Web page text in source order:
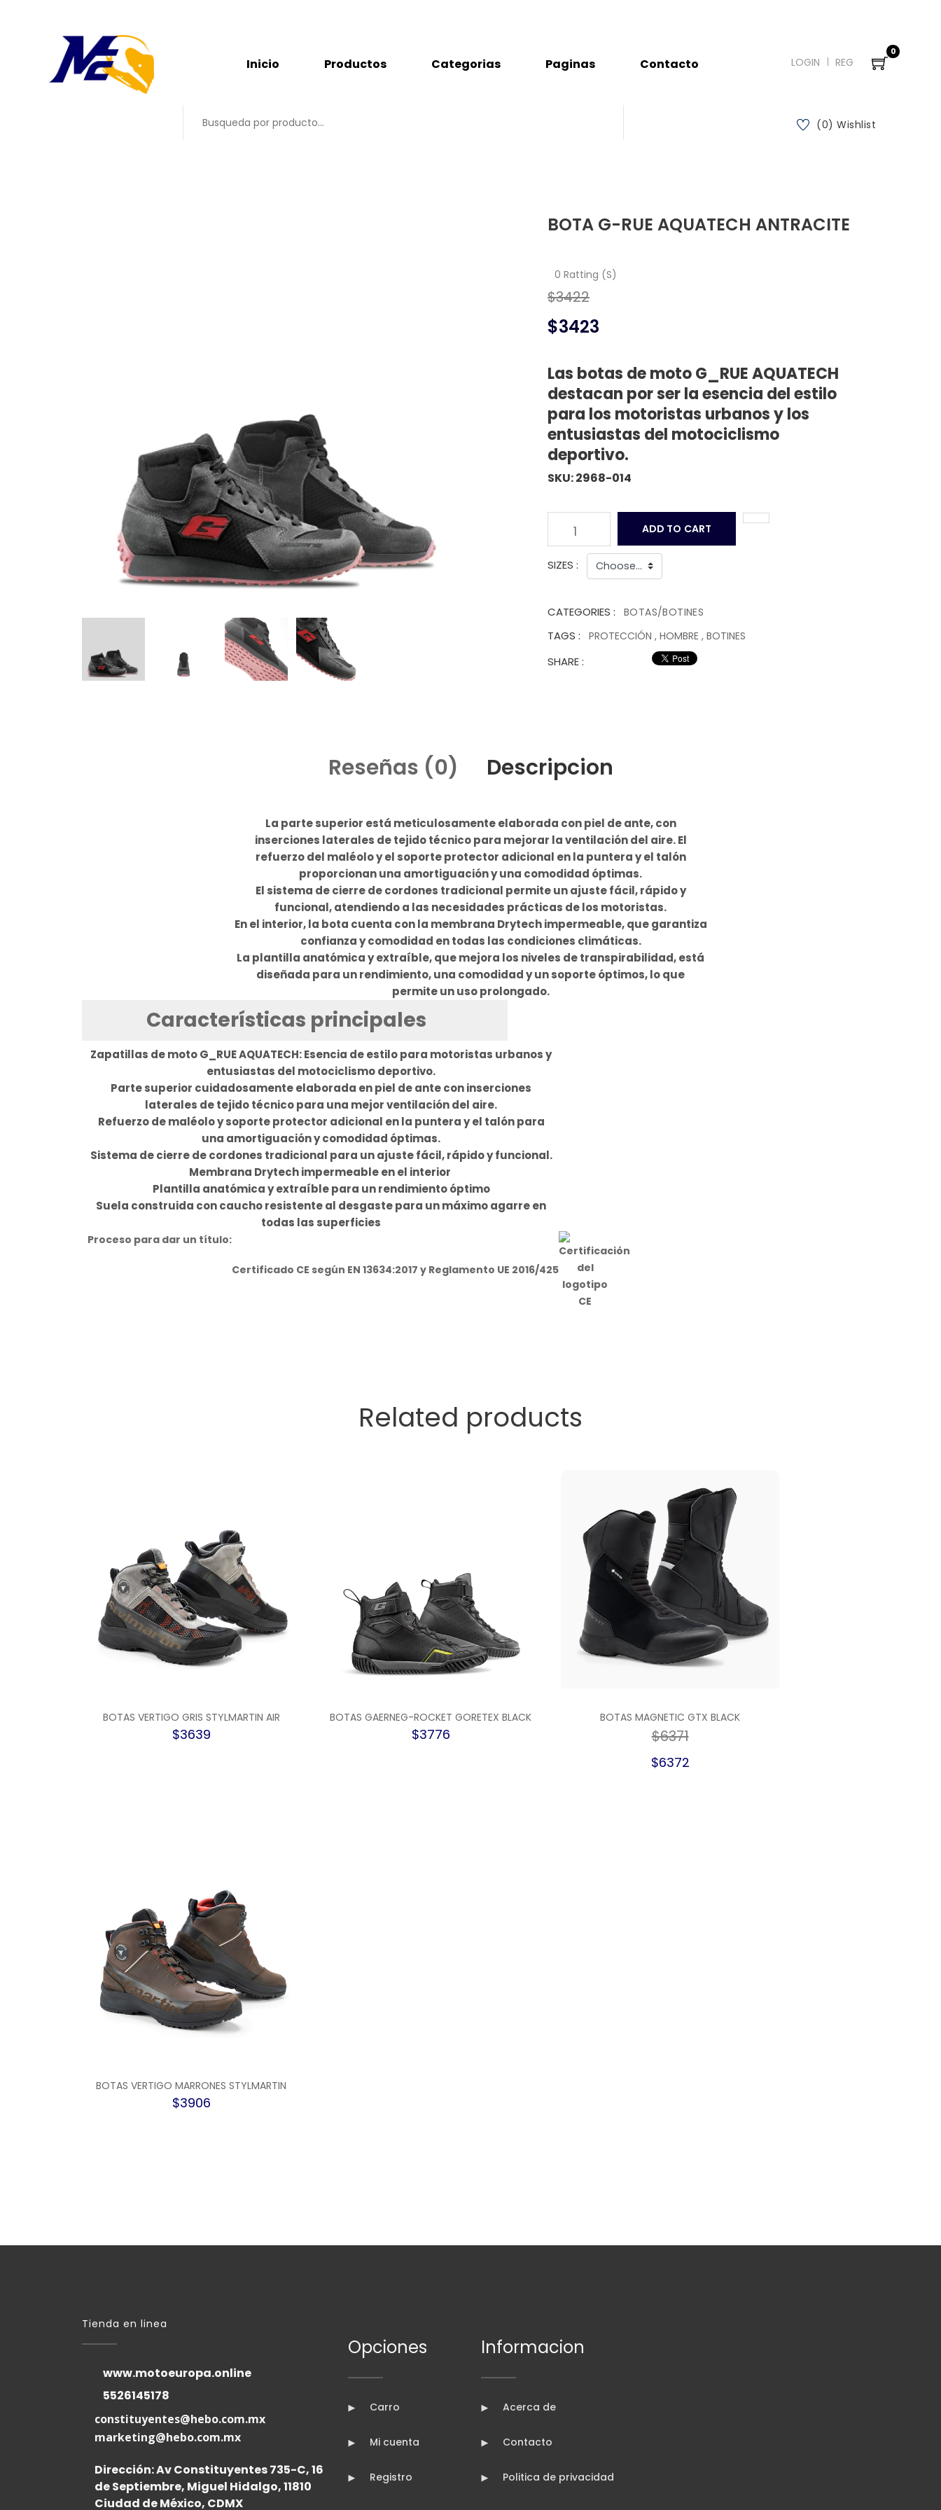
Inicio Productos Categorias Paginas Contacto LOGIN REG
0
(0) Wishlist
BOTA G-RUE AQUATECH ANTRACITE
0 Ratting (S)
$3422
$3423
Las botas de moto G_RUE AQUATECH
destacan por ser la esencia del estilo
para los motoristas urbanos y los
entusiastas del motociclismo
deportivo.
SKU: 2968-014
1 ADD TO CART
SIZES :
CATEGORIES : BOTAS/BOTINES
TAGS : PROTECCIÓN , HOMBRE , BOTINES
SHARE :
Reseñas (0) Descripcion
La parte superior está meticulosamente elaborada con piel de ante, con
inserciones laterales de tejido técnico para mejorar la ventilación del aire. El
refuerzo del maléolo y el soporte protector adicional en la puntera y el talón
proporcionan una amortiguación y una comodidad óptimas.
El sistema de cierre de cordones tradicional permite un ajuste fácil, rápido y
funcional, atendiendo a las necesidades prácticas de los motoristas.
En el interior, la bota cuenta con la membrana Drytech impermeable, que garantiza
confianza y comodidad en todas las condiciones climáticas.
La plantilla anatómica y extraíble, que mejora los niveles de transpirabilidad, está
diseñada para un rendimiento, una comodidad y un soporte óptimos, lo que
permite un uso prolongado.
Características principales
Zapatillas de moto G_RUE AQUATECH: Esencia de estilo para motoristas urbanos y
entusiastas del motociclismo deportivo.
Parte superior cuidadosamente elaborada en piel de ante con inserciones
laterales de tejido técnico para una mejor ventilación del aire.
Refuerzo de maléolo y soporte protector adicional en la puntera y el talón para
una amortiguación y comodidad óptimas.
Sistema de cierre de cordones tradicional para un ajuste fácil, rápido y funcional.
Membrana Drytech impermeable en el interior
Plantilla anatómica y extraíble para un rendimiento óptimo
Suela construida con caucho resistente al desgaste para un máximo agarre en
todas las superficies
Proceso para dar un título:
Certificado CE según EN 13634:2017 y Reglamento UE 2016/425
Related products
BOTAS VERTIGO GRIS STYLMARTIN AIR
$3639
BOTAS GAERNEG-ROCKET GORETEX BLACK
$3776
BOTAS MAGNETIC GTX BLACK
$6371
$6372
BOTAS VERTIGO MARRONES STYLMARTIN
$3906
Tienda en linea
www.motoeuropa.online
5526145178
constituyentes@hebo.com.mx
marketing@hebo.com.mx
Dirección: Av Constituyentes 735-C, 16
de Septiembre, Miguel Hidalgo, 11810
Ciudad de México, CDMX
Opciones
Carro
Mi cuenta
Registro
Informacion
Acerca de
Contacto
Politica de privacidad